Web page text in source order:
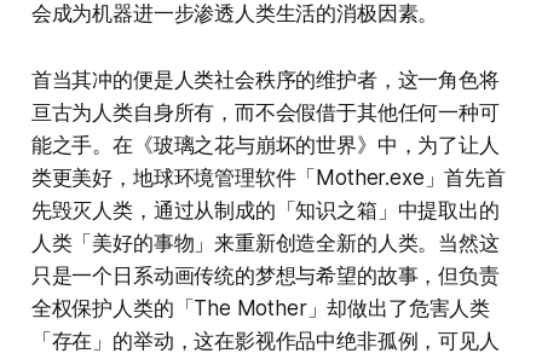
会成为机器进一步渗透人类生活的消极因素。
首当其冲的便是人类社会秩序的维护者，这一角色将
亘古为人类自身所有，而不会假借于其他任何一种可
能之手。在《玻璃之花与崩坏的世界》中，为了让人
类更美好，地球环境管理软件「Mother.exe」首先首
先毁灭人类，通过从制成的「知识之箱」中提取出的
人类「美好的事物」来重新创造全新的人类。当然这
只是一个日系动画传统的梦想与希望的故事，但负责
全权保护人类的「The Mother」却做出了危害人类
「存在」的举动，这在影视作品中绝非孤例，可见人